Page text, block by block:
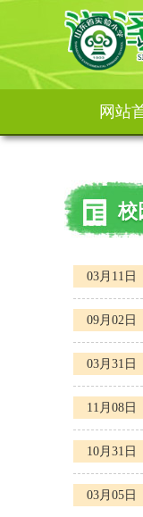
网站
校
03月11日
09月02日
03月31日
11月08日
10月31日
03月05日